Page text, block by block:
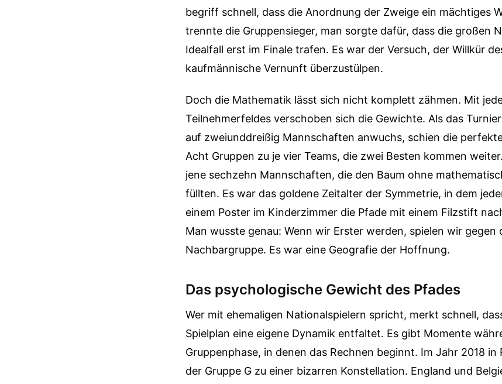
begriff schnell, dass die Anordnung der Zweige ein mächtiges
trennte die Gruppensieger, man sorgte dafür, dass die großen
Idealfall erst im Finale trafen. Es war der Versuch, der Willkür
kaufmännische Vernunft überzustülpen.
Doch die Mathematik lässt sich nicht komplett zähmen. Mit
Teilnehmerfeldes verschoben sich die Gewichte. Als das
auf zweiunddreißig Mannschaften anwuchs, schien die
Acht Gruppen zu je vier Teams, die zwei Besten kommen
jene sechzehn Mannschaften, die den Baum ohne
füllten. Es war das goldene Zeitalter der Symmetrie, in dem
einem Poster im Kinderzimmer die Pfade mit einem Filzstift
Man wusste genau: Wenn wir Erster werden, spielen wir gegen
Nachbargruppe. Es war eine Geografie der Hoffnung.
Das psychologische Gewicht des Pfades
Wer mit ehemaligen Nationalspielern spricht, merkt schnell,
Spielplan eine eigene Dynamik entfaltet. Es gibt Momente
Gruppenphase, in denen das Rechnen beginnt. Im Jahr 2018 in
der Gruppe G zu einer bizarren Konstellation. England und